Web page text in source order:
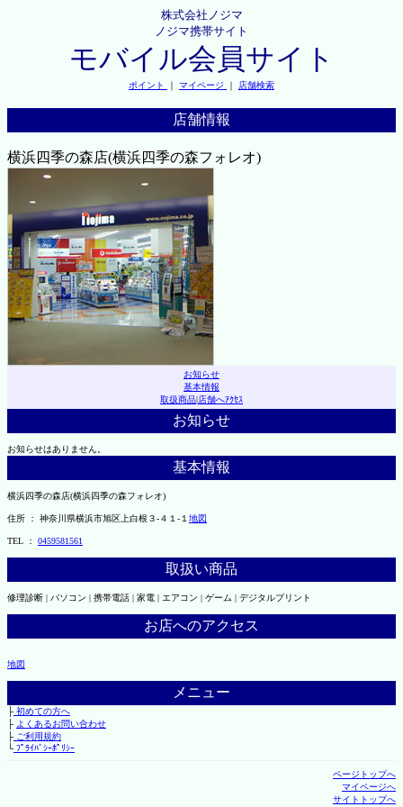
株式会社ノジマ
ノジマ携帯サイト
モバイル会員サイト
ポイント ｜ マイページ ｜ 店舗検索
店舗情報
横浜四季の森店(横浜四季の森フォレオ)
お知らせ
基本情報
取扱商品|店舗へｱｸｾｽ
お知らせ
お知らせはありません。
基本情報
横浜四季の森店(横浜四季の森フォレオ)
住所 ： 神奈川県横浜市旭区上白根３-４１-１ 地図
TEL ： 0459581561
取扱い商品
修理診断 | パソコン | 携帯電話 | 家電 | エアコン | ゲーム | デジタルプリント
お店へのアクセス
地図
メニュー
├初めての方へ
├ よくあるお問い合わせ
├ご利用規約
└ﾌﾟﾗｲﾊﾞｼｰﾎﾟﾘｼｰ
ページトップへ
マイページへ
サイトトップへ